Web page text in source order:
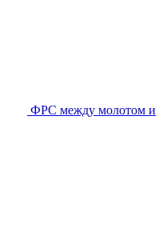
ФРС между молотом и